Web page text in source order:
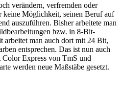
verändern, verfremden oder
keine Möglichkeit, seinen Beruf auf
auszuführen. Bisher arbeitete man
bzw. in 8-Bit-
arbeitet man auch dort mit 24 Bit,
entsprechen. Das ist nun auch
Express von TmS und
werden neue Maßstäbe gesetzt.